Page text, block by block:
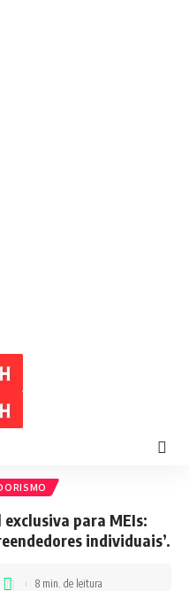
para MEIs:
individuais’.
8 min. de leitura